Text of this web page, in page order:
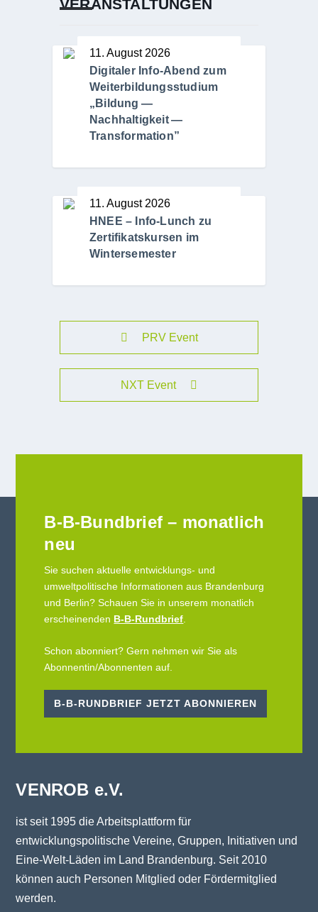
VERANSTALTUNGEN
11. August 2026
Digitaler Info-Abend zum
Weiterbildungsstudium
„Bildung —
Nachhaltigkeit —
Transformation”
11. August 2026
HNEE – Info-Lunch zu
Zertifikatskursen im
Wintersemester
PRV Event
NXT Event
B-B-Bundbrief – monatlich
neu
Sie suchen aktuelle entwicklungs- und
umweltpolitische Informationen aus Brandenburg
und Berlin? Schauen Sie in unserem monatlich
erscheinenden B-B-Rundbrief
Schon abonniert? Gern nehmen wir Sie als
Abonnentin/Abonnenten auf.
B-B-RUNDBRIEF JETZT ABONNIEREN
VENROB e.V.
ist seit 1995 die Arbeitsplattform für
entwicklungspolitische Vereine, Gruppen, Initiativen und
Eine-Welt-Läden im Land Brandenburg. Seit 2010
können auch Personen Mitglied oder Fördermitglied
werden.